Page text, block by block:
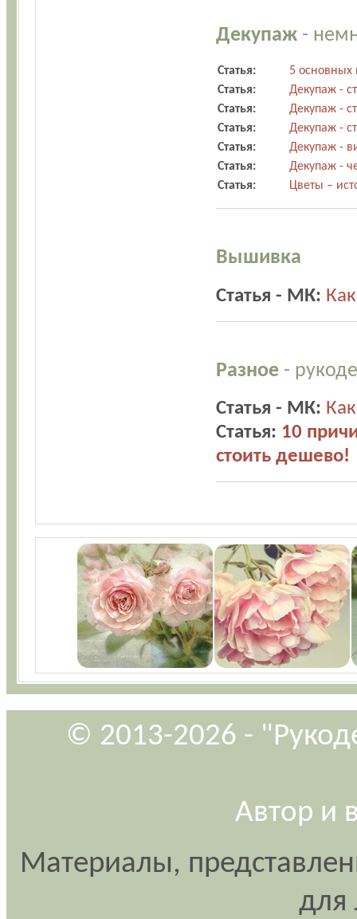
Декупаж -
Статья:
5 основных
Статья:
Декупаж -
Статья:
Декупаж -
Статья:
Декупаж -
Статья:
Декупаж -
Статья:
Декупаж -
Статья:
Цветы –
Вышивка
Статья - МК:
Разное -
Статья - МК:
Статья: 10
стоить дешево!
© 2013-2026 -
Автор и
Материалы,
для